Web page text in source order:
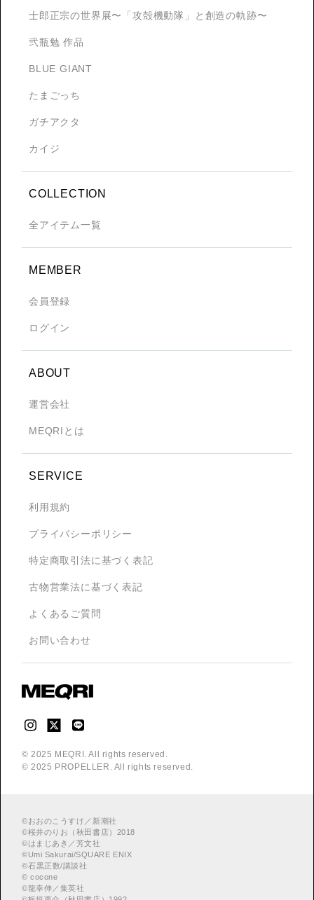
© 2025 MEQRI. All rights reserved.
© 2025 PROPELLER. All rights reserved.
士郎正宗の世界展〜「攻殻機動隊」と創造の軌跡〜
弐瓶勉 作品
BLUE GIANT
たまごっち
ガチアクタ
カイジ
COLLECTION
全アイテム一覧
MEMBER
会員登録
ログイン
ABOUT
運営会社
MEQRIとは
SERVICE
利用規約
プライバシーポリシー
特定商取引法に基づく表記
古物営業法に基づく表記
よくあるご質問
お問い合わせ
©おおのこうすけ／新潮社
©桜井のりお（秋田書店）2018
©はまじあき／芳文社
©Umi Sakurai/SQUARE ENIX
©︎石黒正数/講談社
© cocone
©龍幸伸／集英社